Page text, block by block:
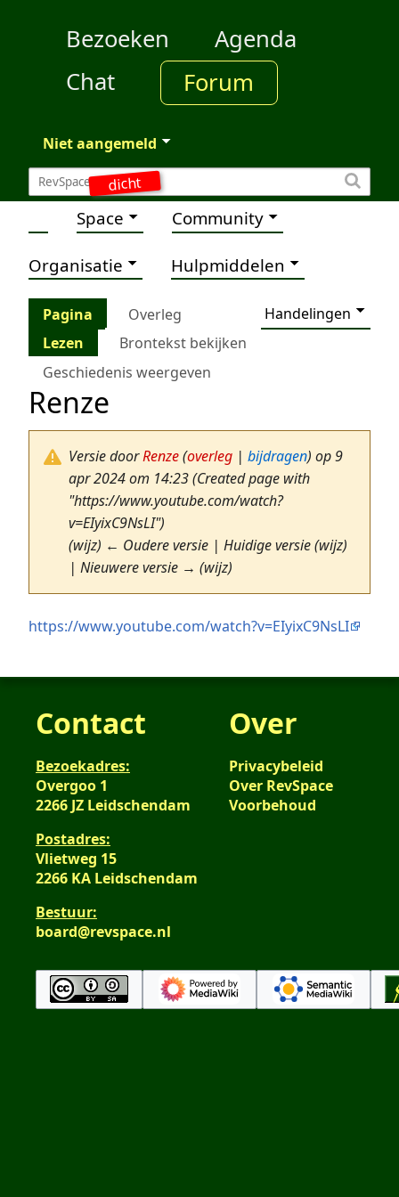
dicht
Bezoeken
Agenda
Chat
Forum
Niet aangemeld
Space Community
Organisatie Hulpmiddelen
Pagina Overleg
Handelingen
Lezen
Brontekst bekijken
Geschiedenis weergeven
Renze
Versie doorRenze(overleg | bijdragen) op 9
apr 2024 om 14:23(Created page with
"https://www.youtube.com/watch?
v=EIyixC9NsLI")
(wijz) ← Oudere versie | Huidige versie (wijz)
| Nieuwere versie → (wijz)
https://www.youtube.com/watch?v=EIyixC9NsLI
Contact
Bezoekadres:
Overgoo 1
2266 JZ Leidschendam
Postadres:
Vlietweg 15
2266 KA Leidschendam
Bestuur:
board@revspace.nl
Over
Privacybeleid
Over RevSpace
Voorbehoud